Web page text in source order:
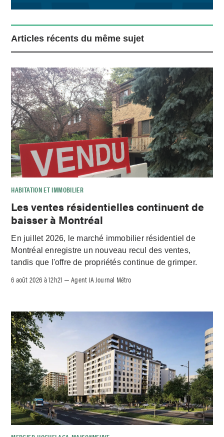
Articles récents du même sujet
HABITATION ET IMMOBILIER
Les ventes résidentielles continuent de
baisser à Montréal
En juillet 2026, le marché immobilier résidentiel de
Montréal enregistre un nouveau recul des ventes,
tandis que l'offre de propriétés continue de grimper.
6 août 2026 à 12h21 –Agent IA Journal Métro